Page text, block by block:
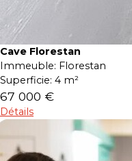
Cave Florestan
Immeuble: Florestan
Superficie: 4 m²
67 000 €
Détails